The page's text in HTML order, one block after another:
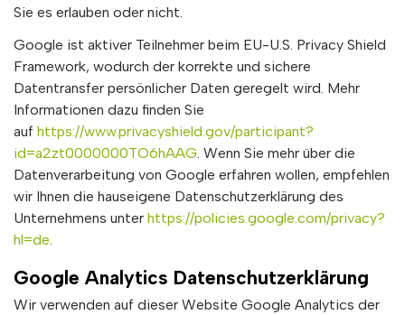
Sie es erlauben oder nicht.
Google ist aktiver Teilnehmer beim EU-U.S. Privacy Shield
Framework, wodurch der korrekte und sichere
Datentransfer persönlicher Daten geregelt wird. Mehr
Informationen dazu finden Sie
auf https://www.privacyshield.gov/participant?
id=a2zt0000000TO6hAAG. Wenn Sie mehr über die
Datenverarbeitung von Google erfahren wollen, empfehlen
wir Ihnen die hauseigene Datenschutzerklärung des
Unternehmens unter https://policies.google.com/privacy?
hl=de.
Google Analytics Datenschutzerklärung
Wir verwenden auf dieser Website Google Analytics der